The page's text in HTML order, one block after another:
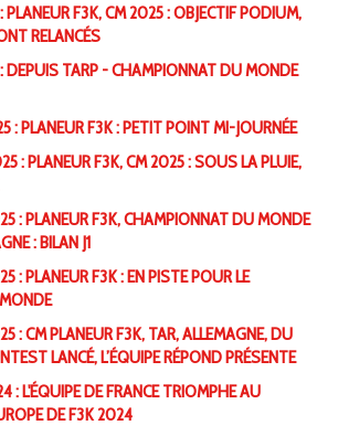
F3K, CM 2025 : OBJECTIF PODIUM,
RELANCÉS
DEPUIS TARP - CHAMPIONNAT DU MONDE
: PLANEUR F3K : PETIT POINT MI-JOURNÉE
: PLANEUR F3K, CM 2025 : SOUS LA PLUIE,
: PLANEUR F3K, CHAMPIONNAT DU MONDE
: BILAN J1
: PLANEUR F3K : EN PISTE POUR LE
: CM PLANEUR F3K, TAR, ALLEMAGNE, DU
LANCÉ, L’ÉQUIPE RÉPOND PRÉSENTE
: L'ÉQUIPE DE FRANCE TRIOMPHE AU
DE F3K 2024